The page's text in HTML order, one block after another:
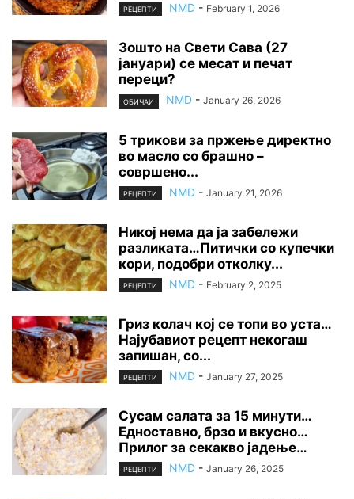
РЕЦЕПТИ NMD - February 1, 2026
Зошто на Свети Сава (27
јануари) се месат и печат
переци?
ОБИЧАИ NMD - January 26, 2026
5 трикови за пржење директно
во масло со брашно –
совршено...
РЕЦЕПТИ NMD - January 21, 2026
Никој нема да ја забележи
разликата…Питички со купечки
кори, подобри отколку...
РЕЦЕПТИ NMD - February 2, 2025
Гриз колач кој се топи во уста…
Најубавиот рецепт некогаш
запишан, со...
РЕЦЕПТИ NMD - January 27, 2025
Сусам салата за 15 минути…
Едноставно, брзо и вкусно…
Прилог за секакво јадење…
РЕЦЕПТИ NMD - January 26, 2025